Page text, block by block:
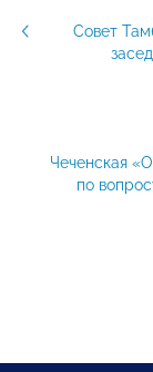
Совет
Чеченская
по